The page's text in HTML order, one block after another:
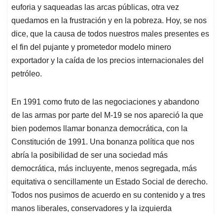
euforia y saqueadas las arcas públicas, otra vez
quedamos en la frustración y en la pobreza. Hoy, se nos
dice, que la causa de todos nuestros males presentes es
el fin del pujante y prometedor modelo minero
exportador y la caída de los precios internacionales del
petróleo.
En 1991 como fruto de las negociaciones y abandono
de las armas por parte del M-19 se nos apareció la que
bien podemos llamar bonanza democrática, con la
Constitución de 1991. Una bonanza política que nos
abría la posibilidad de ser una sociedad más
democrática, más incluyente, menos segregada, más
equitativa o sencillamente un Estado Social de derecho.
Todos nos pusimos de acuerdo en su contenido y a tres
manos liberales, conservadores y la izquierda